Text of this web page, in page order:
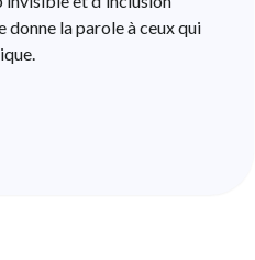
donne la parole à ceux qui